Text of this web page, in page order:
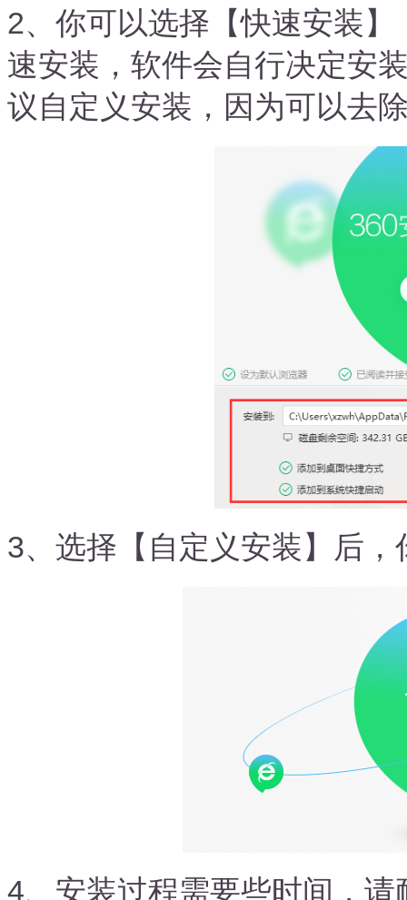
2、你可以选择【快速安装
速安装，软件会自行决定安
议自定义安装，因为可以去
3、选择【自定义安装】后
4、安装过程需要些时间，